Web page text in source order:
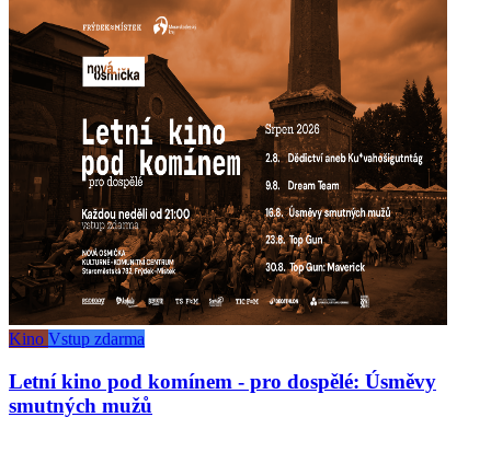
Kino Vstup zdarma
Letní kino pod komínem - pro dospělé: Úsměvy
smutných mužů